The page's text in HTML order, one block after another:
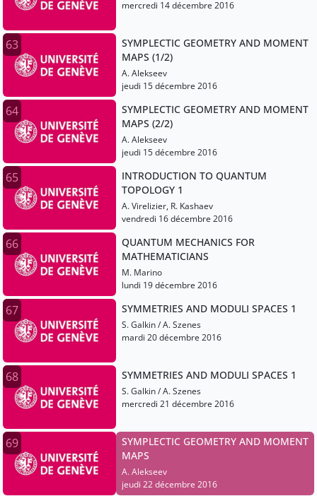
mercredi 14 décembre 2016
63
SYMPLECTIC GEOMETRY AND MOMENT
MAPS (1/2)
A. Alekseev
jeudi 15 décembre 2016
64
SYMPLECTIC GEOMETRY AND MOMENT
MAPS (2/2)
A. Alekseev
jeudi 15 décembre 2016
65
INTRODUCTION TO QUANTUM
TOPOLOGY 1
A. Virelizier, R. Kashaev
vendredi 16 décembre 2016
66
QUANTUM MECHANICS FOR
MATHEMATICIANS
M. Marino
lundi 19 décembre 2016
67 SYMMETRIES AND MODULI SPACES 1
S. Galkin / A. Szenes
mardi 20 décembre 2016
68 SYMMETRIES AND MODULI SPACES 1
S. Galkin / A. Szenes
mercredi 21 décembre 2016
69
SYMPLECTIC GEOMETRY AND MOMENT
MAPS
A. Alekseev
jeudi 22 décembre 2016